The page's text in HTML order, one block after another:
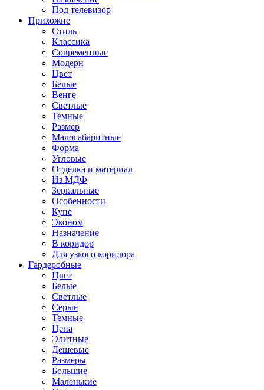
Под телевизор
Прихожие
Стиль
Классика
Современные
Модерн
Цвет
Белые
Венге
Светлые
Темные
Размер
Малогабаритные
Форма
Угловые
Отделка и материал
Из МДФ
Зеркальные
Особенности
Купе
Эконом
Назначение
В коридор
Для узкого коридора
Гардеробные
Цвет
Белые
Светлые
Серые
Темные
Цена
Элитные
Дешевые
Размеры
Большие
Маленькие